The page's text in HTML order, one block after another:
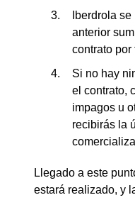
Iberdrola
anterior
contrato por
Si no hay
el contrato,
impagos u
recibirás la
Llegado a este
estará realizado, y